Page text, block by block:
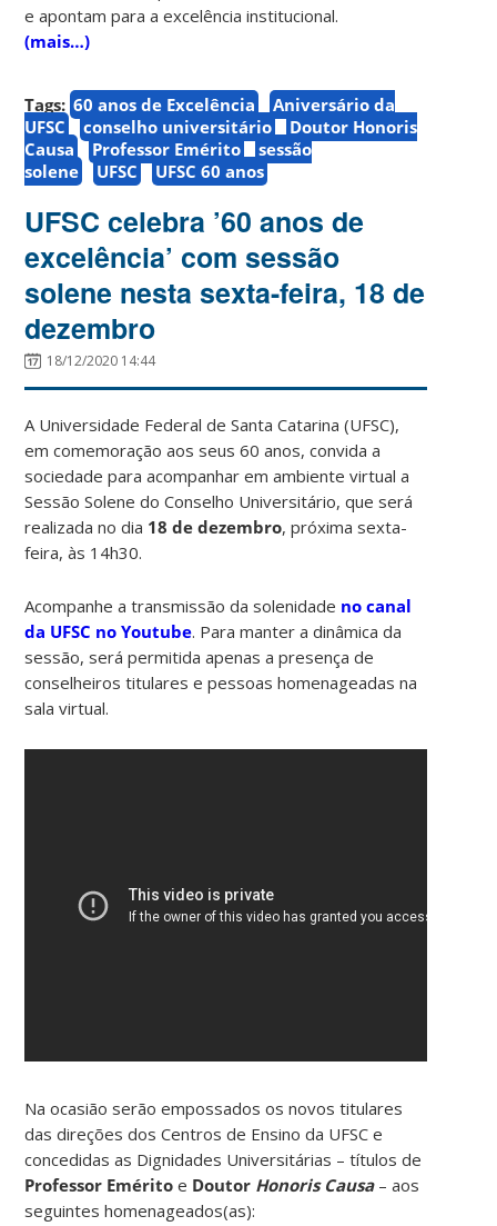
e apontam para a excelência institucional.
(mais…)
Tags: 60 anos de Excelência
Aniversário da
UFSC
conselho universitário
Doutor Honoris
Causa
Professor Emérito
sessão
solene
UFSC UFSC 60 anos
UFSC celebra ’60 anos de
excelência’ com sessão
solene nesta sexta-feira, 18 de
dezembro
18/12/2020 14:44
A Universidade Federal de Santa Catarina (UFSC),
em comemoração aos seus 60 anos, convida a
sociedade para acompanhar em ambiente virtual a
Sessão Solene do Conselho Universitário, que será
realizada no dia 18 de dezembro, próxima sexta-
feira, às 14h30.
Acompanhe a transmissão da solenidade no canal
da UFSC no Youtube. Para manter a dinâmica da
sessão, será permitida apenas a presença de
conselheiros titulares e pessoas homenageadas na
sala virtual.
Na ocasião serão empossados os novos titulares
das direções dos Centros de Ensino da UFSC e
concedidas as Dignidades Universitárias – títulos de
Professor Emérito e Doutor Honoris Causa – aos
seguintes homenageados(as):